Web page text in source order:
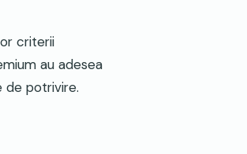
criterii
au adesea
de potrivire.